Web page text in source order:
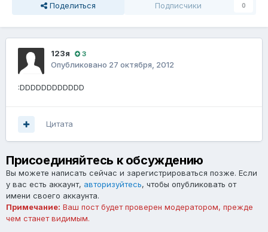
Поделиться Подписчики 0
123я 3
Опубликовано 27 октября, 2012
:DDDDDDDDDDDD
Цитата
Присоединяйтесь к обсуждению
Вы можете написать сейчас и зарегистрироваться позже. Если
у вас есть аккаунт, авторизуйтесь, чтобы опубликовать от
имени своего аккаунта.
Примечание: Ваш пост будет проверен модератором, прежде
чем станет видимым.